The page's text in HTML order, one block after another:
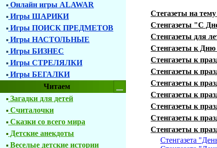
Онлайн игры ALAWAR
Игры ШАРИКИ
Игры ПОИСК ПРЕДМЕТОВ
Игры НАСТОЛЬНЫЕ
Игры БИЗНЕС
Игры СТРЕЛЯЛКИ
Игры БЕГАЛКИ
Читаем
Загадки для детей
Считалочки
Сказки со всего мира
Детские анекдоты
Веселые детские истории
Стегазеты на
Стенгазеты "С
Стенгазеты для
Стенгазеты к Дню
Стенгазеты к
Стенгазеты к
Стенгазеты к
Стенгазеты к
Стенгазеты к
Стенгазеты к
Стенгазеты к
Стенгазета